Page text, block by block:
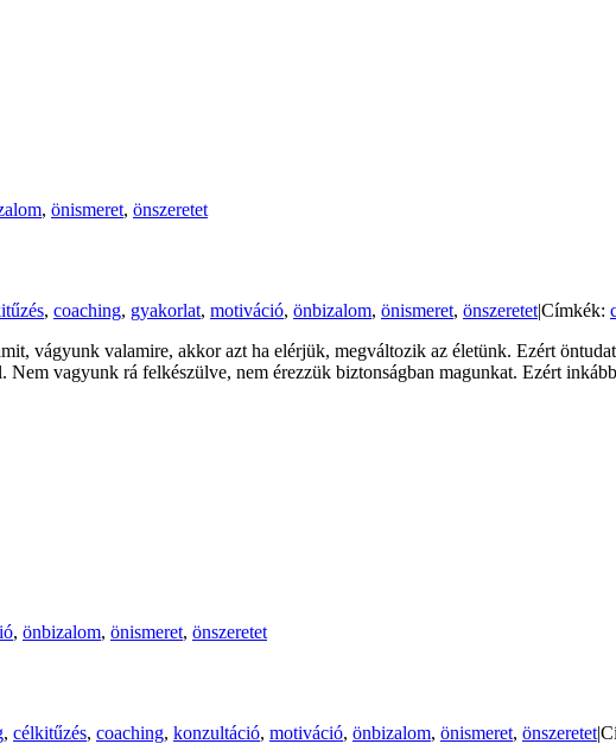
, önismeret, önszeretet
, coaching, gyakorlat, motiváció, önbizalom, önismeret, önszeretet|Címkék:
vágyunk valamire, akkor azt ha elérjük, megváltozik az életünk. Ezért
vagyunk rá felkészülve, nem érezzük biztonságban magunkat. Ezért
, önbizalom, önismeret, önszeretet
, célkitűzés, coaching, konzultáció, motiváció, önbizalom, önismeret, önszeretet|